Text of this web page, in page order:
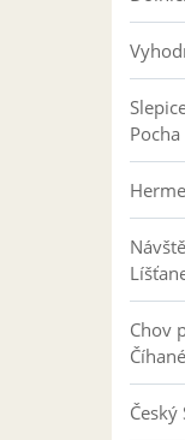
Pocha
Chov
Číhané
Český